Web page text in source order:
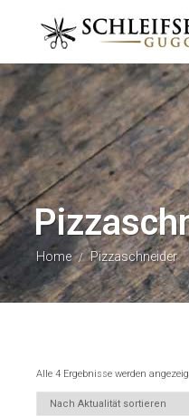
Home / Pizzaschneider
Alle 4 Ergebnisse werden